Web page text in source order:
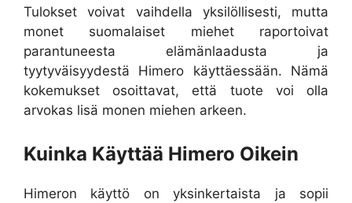
Tulokset voivat vaihdella yksilöllisesti, mutta
monet suomalaiset miehet raportoivat
parantuneesta elämänlaadusta ja
tyytyväisyydestä Himero käyttäessään. Nämä
kokemukset osoittavat, että tuote voi olla
arvokas lisä monen miehen arkeen.
Kuinka Käyttää Himero Oikein
Himeron käyttö on yksinkertaista ja sopii